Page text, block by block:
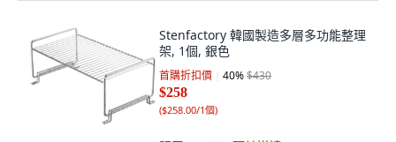
Stenfactory 韓國製造多層多功能整理
架, 1個, 銀色
首購折扣價 40%$430
$258
($258.00/1個)